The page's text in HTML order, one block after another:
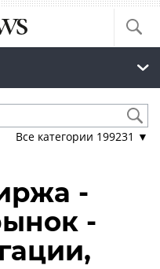
Все категории 199231 ▼
-
-